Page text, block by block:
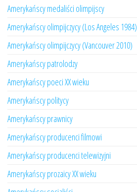
Amerykańscy medaliści olimpijscy
Amerykańscy olimpijczycy (Los Angeles 1984)
Amerykańscy olimpijczycy (Vancouver 2010)
Amerykańscy patrolodzy
Amerykańscy poeci XX wieku
Amerykańscy politycy
Amerykańscy prawnicy
Amerykańscy producenci filmowi
Amerykańscy producenci telewizyjni
Amerykańscy prozaicy XX wieku